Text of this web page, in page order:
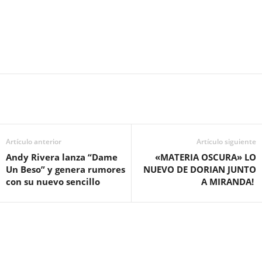
Artículo anterior
Andy Rivera lanza “Dame
Un Beso” y genera rumores
con su nuevo sencillo
Artículo siguiente
«MATERIA OSCURA» LO
NUEVO DE DORIAN JUNTO
A MIRANDA!